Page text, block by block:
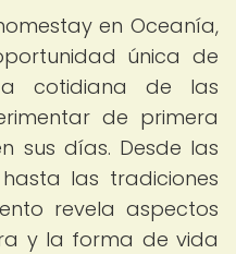
en Oceanía,
única de
cotidiana de las
de primera
sus días. Desde las
las tradiciones
revela aspectos
y la forma de vida